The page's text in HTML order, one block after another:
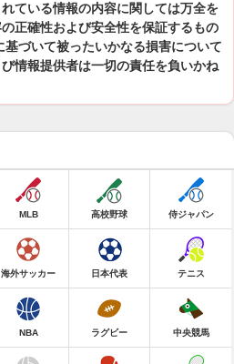
ている情報の内容に関しては万全を
正確性および安全性を保証するもの
づいて被ったいかなる損害について
情報提供者は一切の責任を負いかね
MLB 高校野球 侍ジャパン
海外サッカー 日本代表 テニス
NBA ラグビー 中央競馬